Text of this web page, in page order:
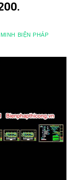
BIỆN PHÁP